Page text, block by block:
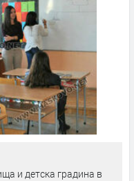
и детска градина в